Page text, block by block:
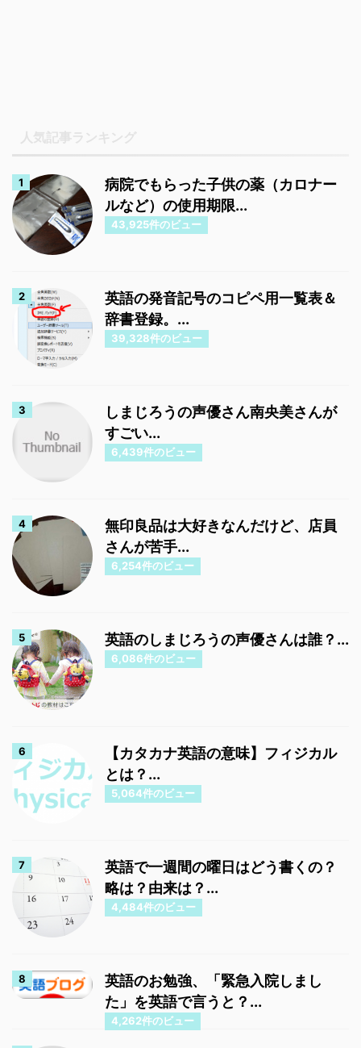
病院でもらった子供の薬（カロナー
ルなど）の使用期限...
43,925件のビュー
英語の発音記号のコピペ用一覧表＆
辞書登録。...
39,328件のビュー
しまじろうの声優さん南央美さんが
すごい...
6,439件のビュー
無印良品は大好きなんだけど、店員
さんが苦手...
6,254件のビュー
英語のしまじろうの声優さんは誰？...
6,086件のビュー
【カタカナ英語の意味】フィジカル
とは？...
5,064件のビュー
英語で一週間の曜日はどう書くの？
略は？由来は？...
4,484件のビュー
英語のお勉強、「緊急入院しまし
た」を英語で言うと？...
4,262件のビュー